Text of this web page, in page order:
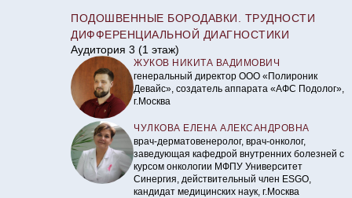
ПОДОШВЕННЫЕ БОРОДАВКИ. ТРУДНОСТИ
ДИФФЕРЕНЦИАЛЬНОЙ ДИАГНОСТИКИ
Аудитория 3 (1 этаж)
ЖУКОВ НИКИТА ВАДИМОВИЧ
генеральный директор ООО «Полироник
Девайс», создатель аппарата «АФС Подолог»,
г.Москва
ЧУЛКОВА ЕЛЕНА АЛЕКСАНДРОВНА
врач-дерматовенеролог, врач-онколог,
заведующая кафедрой внутренних болезней с
курсом онкологии МФПУ Университет
Синергия, действительный член ESGO,
кандидат медицинских наук, г.Москва